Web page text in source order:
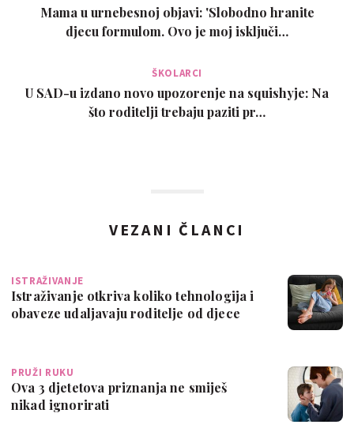
Mama u urnebesnoj objavi: 'Slobodno hranite
djecu formulom. Ovo je moj isključi…
ŠKOLARCI
U SAD-u izdano novo upozorenje na squishyje: Na
što roditelji trebaju paziti pr…
VEZANI ČLANCI
ISTRAŽIVANJE
Istraživanje otkriva koliko tehnologija i
obaveze udaljavaju roditelje od djece
PRUŽI RUKU
Ova 3 djetetova priznanja ne smiješ
nikad ignorirati